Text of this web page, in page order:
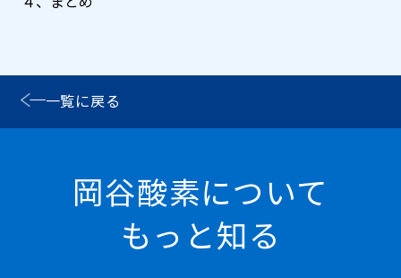
一覧に戻る
岡谷酸素について
もっと知る